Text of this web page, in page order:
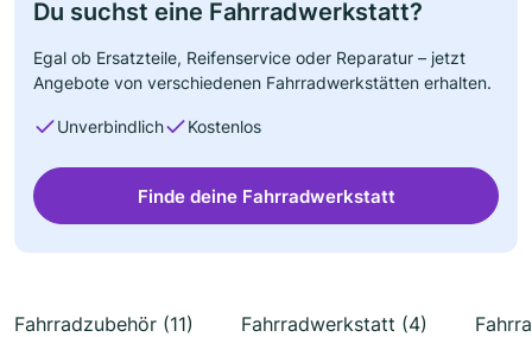
Du suchst eine Fahrradwerkstatt?
Egal ob Ersatzteile, Reifenservice oder Reparatur – jetzt
Angebote von verschiedenen Fahrradwerkstätten erhalten.
Unverbindlich Kostenlos
Finde deine Fahrradwerkstatt
Fahrradzubehör (11) Fahrradwerkstatt (4)